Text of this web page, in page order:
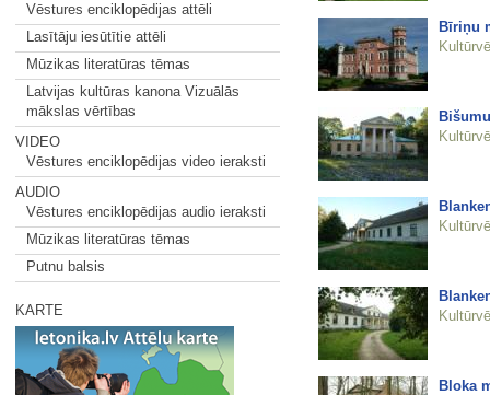
Vēstures enciklopēdijas attēli
Lasītāju iesūtītie attēli
Mūzikas literatūras tēmas
Latvijas kultūras kanona Vizuālās
mākslas vērtības
VIDEO
Vēstures enciklopēdijas video ieraksti
AUDIO
Vēstures enciklopēdijas audio ieraksti
Mūzikas literatūras tēmas
Putnu balsis
KARTE
Bīriņu
Bloka